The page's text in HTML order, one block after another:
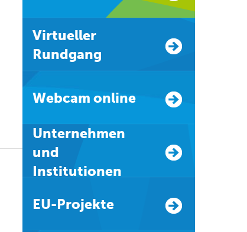
Virtueller
Rundgang
Webcam online
Unternehmen
und
Institutionen
EU-Projekte